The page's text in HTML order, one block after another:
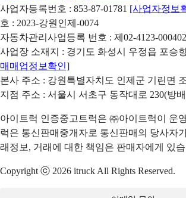
사업자등록번호 : 853-87-01781 [사업자정보
호 : 2023-강원인제-0074
자동차관리사업등록 번호 : 제02-4123-
사업장 소재지 : 경기도 화성시 우정읍 포승
매매업정보확인]
본사 주소 : 강원특별자치도 인제군 기린면 조
지점 주소 : 서울시 서초구 동작대로 230(방
아이트럭 인증중고트럭은 ㈜아이트럭이 운
럭은 통신판매중개자로 통신판매의 당사자
래정보, 거래에 대한 책임은 판매자에게 있
Copyright ⓒ 2026 itruck All Rights Reserved.